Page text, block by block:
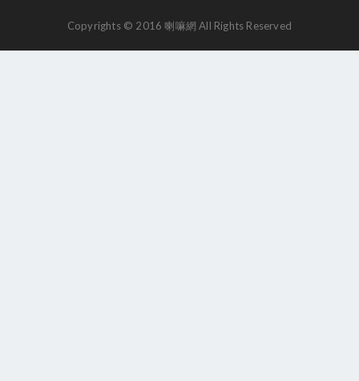
Copyrights © 2016 喇嘛網 All Rights Reserved